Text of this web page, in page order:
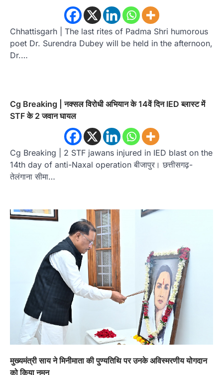
Chhattisgarh | The last rites of Padma Shri humorous
poet Dr. Surendra Dubey will be held in the afternoon,
Dr.…
Cg Breaking | नक्सल विरोधी अभियान के 14वें दिन IED ब्लास्ट में
STF के 2 जवान घायल
Cg Breaking | 2 STF jawans injured in IED blast on the
14th day of anti-Naxal operation बीजापुर। छत्तीसगढ़-
तेलंगाना सीमा…
मुख्यमंत्री साय ने मिनीमाता की पुण्यतिथि पर उनके अविस्मरणीय योगदान
को किया नमन